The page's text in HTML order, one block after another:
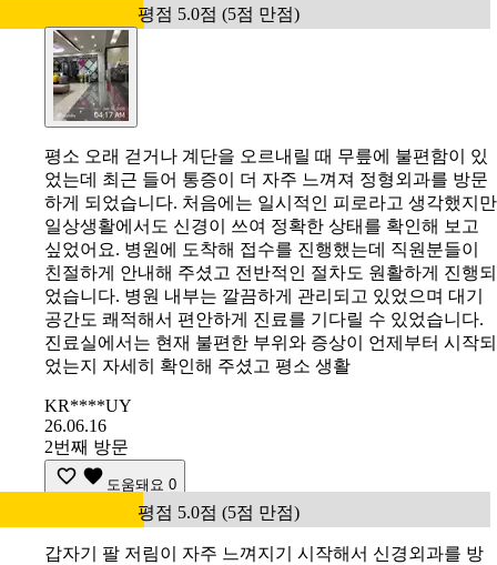
평점 5.0점 (5점 만점)
평소 오래 걷거나 계단을 오르내릴 때 무릎에 불편함이 있
었는데 최근 들어 통증이 더 자주 느껴져 정형외과를 방문
하게 되었습니다. 처음에는 일시적인 피로라고 생각했지만
일상생활에서도 신경이 쓰여 정확한 상태를 확인해 보고
싶었어요. 병원에 도착해 접수를 진행했는데 직원분들이
친절하게 안내해 주셨고 전반적인 절차도 원활하게 진행되
었습니다. 병원 내부는 깔끔하게 관리되고 있었으며 대기
공간도 쾌적해서 편안하게 진료를 기다릴 수 있었습니다.
진료실에서는 현재 불편한 부위와 증상이 언제부터 시작되
었는지 자세히 확인해 주셨고 평소 생활
KR****UY
26.06.16
2번째 방문
도움돼요 0
평점 5.0점 (5점 만점)
갑자기 팔 저림이 자주 느껴지기 시작해서 신경외과를 방